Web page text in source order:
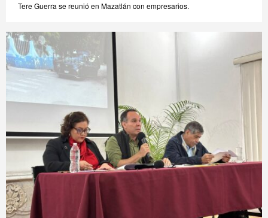
Tere Guerra se reunió en Mazatlán con empresarios.